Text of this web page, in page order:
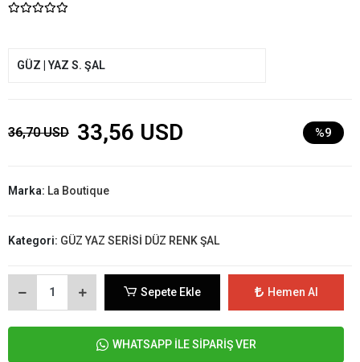
GÜZ | YAZ S. ŞAL
36,70 USD 33,56 USD %9
Marka: La Boutique
Kategori: GÜZ YAZ SERİSİ DÜZ RENK ŞAL
Sepete Ekle Hemen Al
WHATSAPP İLE SİPARİŞ VER